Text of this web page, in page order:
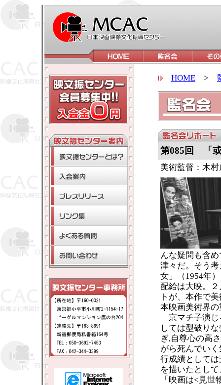
HOME >
第085回 「
美術監督：木
んな疑問も含
津々だ。そう
女」（1954年
配給は大映。
トが、本作で
本映画美術界
京マチ子演じ
しては型破り
ぎ,自尊心の高
がら死んでい
行成績として
を描いたとし
「映画は<見